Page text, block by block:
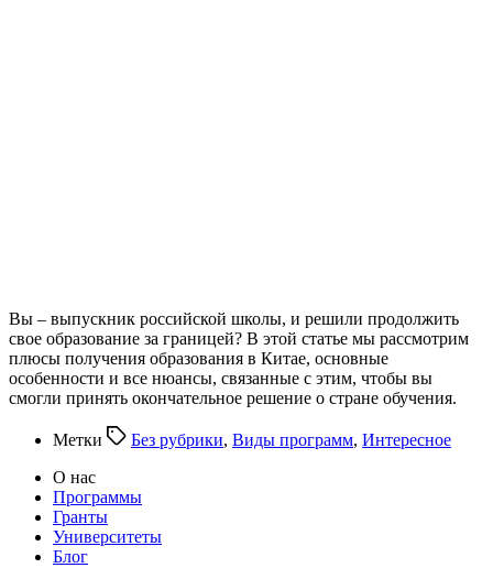
Вы – выпускник российской школы, и решили продолжить
свое образование за границей? В этой статье мы рассмотрим
плюсы получения образования в Китае, основные
особенности и все нюансы, связанные с этим, чтобы вы
смогли принять окончательное решение о стране обучения.
Метки Без рубрики, Виды программ, Интересное
О нас
Программы
Гранты
Университеты
Блог